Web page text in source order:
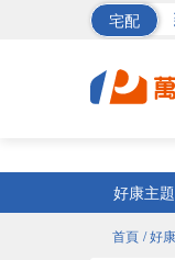
宅配
好康主題
首頁 / 好